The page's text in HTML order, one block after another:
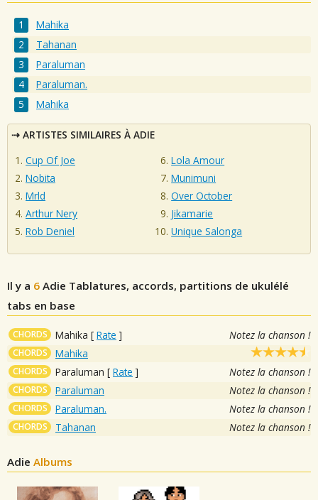
Mahika
Tahanan
Paraluman
Paraluman.
Mahika
ARTISTES SIMILAIRES À ADIE
Cup Of Joe
Nobita
Mrld
Arthur Nery
Rob Deniel
Lola Amour
Munimuni
Over October
Jikamarie
Unique Salonga
Il y a 6 Adie Tablatures, accords, partitions de ukulélé
tabs en base
CHORDS Mahika [ Rate ] Notez la chanson !
CHORDS Mahika
CHORDS Paraluman [ Rate ] Notez la chanson !
CHORDS Paraluman Notez la chanson !
CHORDS Paraluman. Notez la chanson !
CHORDS Tahanan Notez la chanson !
Adie Albums